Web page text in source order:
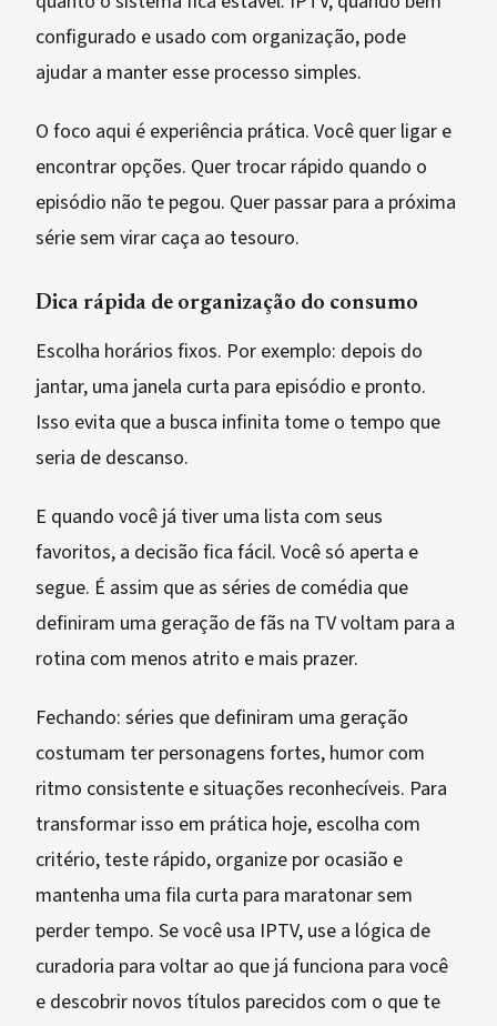
configurado e usado com organização, pode
ajudar a manter esse processo simples.
O foco aqui é experiência prática. Você quer ligar e
encontrar opções. Quer trocar rápido quando o
episódio não te pegou. Quer passar para a próxima
série sem virar caça ao tesouro.
Dica rápida de organização do consumo
Escolha horários fixos. Por exemplo: depois do
jantar, uma janela curta para episódio e pronto.
Isso evita que a busca infinita tome o tempo que
seria de descanso.
E quando você já tiver uma lista com seus
favoritos, a decisão fica fácil. Você só aperta e
segue. É assim que as séries de comédia que
definiram uma geração de fãs na TV voltam para a
rotina com menos atrito e mais prazer.
Fechando: séries que definiram uma geração
costumam ter personagens fortes, humor com
ritmo consistente e situações reconhecíveis. Para
transformar isso em prática hoje, escolha com
critério, teste rápido, organize por ocasião e
mantenha uma fila curta para maratonar sem
perder tempo. Se você usa IPTV, use a lógica de
curadoria para voltar ao que já funciona para você
e descobrir novos títulos parecidos com o que te